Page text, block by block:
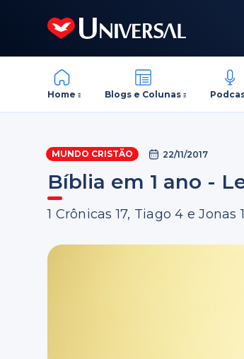
Home Blogs e Colunas
MUNDO CRISTÃO 22/11/2017
Bíblia em 1 ano -
1 Crônicas 17, Tiago 4 e Jonas 1